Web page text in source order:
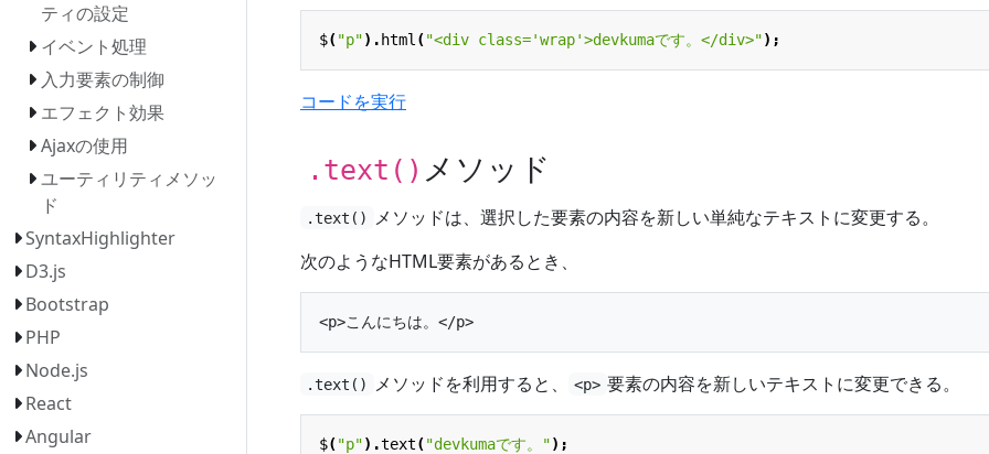
ティの設定
イベント処理
入力要素の制御
エフェクト効果
Ajaxの使用
ユーティリティメソッ
ド
SyntaxHighlighter
D3.js
Bootstrap
PHP
Node.js
React
Angular
$("p"). html ("<div class='wrap'>devkumaです。</div>");
コードを実行
.text() メソッド
.text()
メソッドは、選択した要素の内容を新しい単純なテキストに変更する。
次のようなHTML要素があるとき、
.text() メソッドを利用すると、 <p> 要素の内容を新しいテキストに変更できる。
$("p").text("devkumaです。");